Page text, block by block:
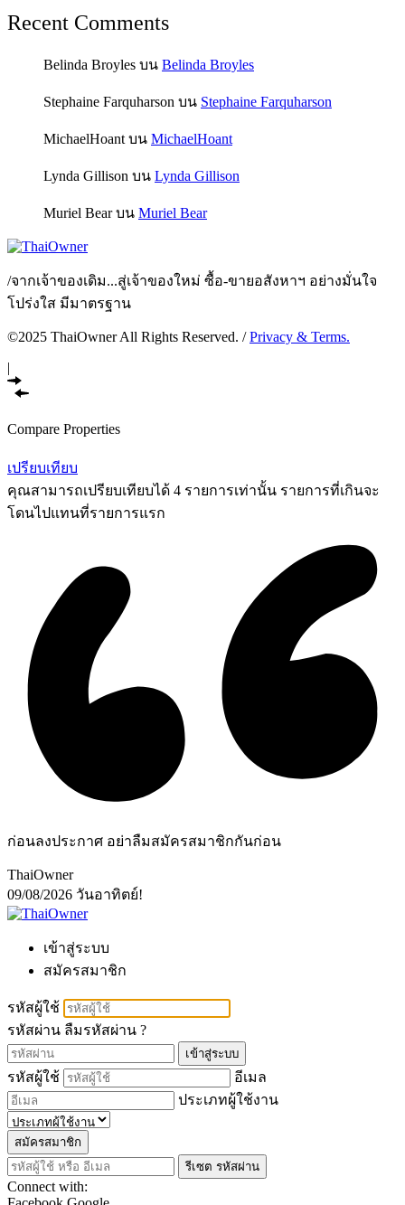
Recent Comments
Belinda Broyles บน Belinda Broyles
Stephaine Farquharson บน Stephaine Farquharson
MichaelHoant บน MichaelHoant
Lynda Gillison บน Lynda Gillison
Muriel Bearบน Muriel Bear
/จากเจ้าของเดิม...สู่เจ้าของใหม่ ซื้อ-ขายอสังหาฯ อย่างมั่นใจ
โปร่งใส มีมาตรฐาน
©2025 ThaiOwner All Rights Reserved. /Privacy & Terms.
|
Compare Properties
เปรียบเทียบ
คุณสามารถเปรียบเทียบได้ 4 รายการเท่านั้น รายการที่เกินจะ
โดนไปแทนที่รายการแรก
ก่อนลงประกาศ อย่าลืมสมัครสมาชิกกันก่อน
ThaiOwner
09/08/2026 วันอาทิตย์!
เข้าสู่ระบบ
สมัครสมาชิก
รหัสผู้ใช้
รหัสผ่าน ลืมรหัสผ่าน ?
เข้าสู่ระบบ
รหัสผู้ใช้
อีเมล
ประเภทผู้ใช้งาน
สมัครสมาชิก
รีเซต รหัสผ่าน
Connect with: